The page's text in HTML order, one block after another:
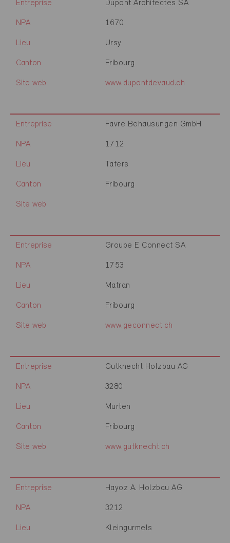
Entreprise Dupont Architectes SA
NPA 1670
Lieu Ursy
Canton Fribourg
Site web www.dupontdevaud.ch
Entreprise Favre Behausungen GmbH
NPA 1712
Lieu Tafers
Canton Fribourg
Site web
Entreprise Groupe E Connect SA
NPA 1753
Lieu Matran
Canton Fribourg
Site web www.geconnect.ch
Entreprise Gutknecht Holzbau AG
NPA 3280
Lieu Murten
Canton Fribourg
Site web www.gutknecht.ch
Entreprise Hayoz A. Holzbau AG
NPA 3212
Lieu Kleingurmels